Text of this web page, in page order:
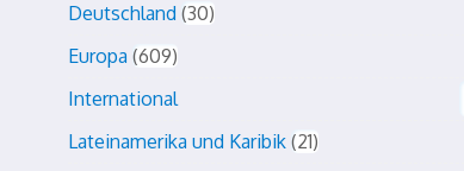
Deutschland 30
Europa 609
International
Lateinamerika und Karibik 21